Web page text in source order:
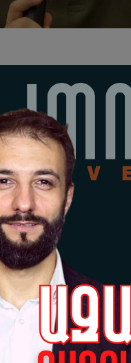
թե
գրում է․
հատվածում
միակ թիրախը գործող
այս
որ
անհարկի
պատկերացումներն
բայց դրա հիմքում
է լինի, այլ